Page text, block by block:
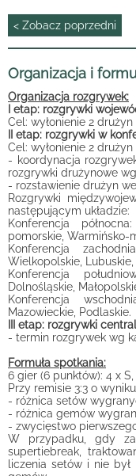
< Zobacz poprzedni
Organizacja i
Organizacja rozgrywek:
I etap: rozgrywki
Cel: wyłonienie 2
II etap: rozgrywki w
Cel: wyłonienie 2
- koordynacja
rozgrywki drużynowe
- rozstawienie drużyn
Rozgrywki
następującym układzie:
Konferencja
pomorskie, Warmińsko-
Konferencja
Wielkopolskie, Lubuskie,
Konferencja
Dolnośląskie,
Konferencja
Mazowieckie, Podlaskie.
III etap: rozgrywki
- termin rozgrywek wg
Formuła spotkania:
6 gier (6 punktów): 4 x S,
Przy remisie 3:3 o
- różnica setów
- różnica gemów
- zwycięstwo
W przypadku, gdy
supertiebreak,
liczenia setów i nie